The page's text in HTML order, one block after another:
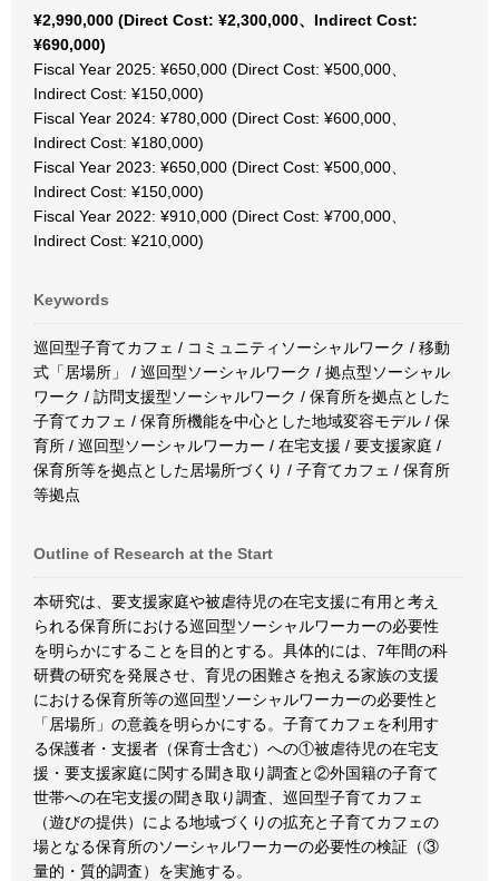
¥2,990,000 (Direct Cost: ¥2,300,000、Indirect Cost:
¥690,000)
Fiscal Year 2025: ¥650,000 (Direct Cost: ¥500,000、
Indirect Cost: ¥150,000)
Fiscal Year 2024: ¥780,000 (Direct Cost: ¥600,000、
Indirect Cost: ¥180,000)
Fiscal Year 2023: ¥650,000 (Direct Cost: ¥500,000、
Indirect Cost: ¥150,000)
Fiscal Year 2022: ¥910,000 (Direct Cost: ¥700,000、
Indirect Cost: ¥210,000)
Keywords
巡回型子育てカフェ / コミュニティソーシャルワーク / 移動
式「居場所」 / 巡回型ソーシャルワーク / 拠点型ソーシャル
ワーク / 訪問支援型ソーシャルワーク / 保育所を拠点とした
子育てカフェ / 保育所機能を中心とした地域変容モデル / 保
育所 / 巡回型ソーシャルワーカー / 在宅支援 / 要支援家庭 /
保育所等を拠点とした居場所づくり / 子育てカフェ / 保育所
等拠点
Outline of Research at the Start
本研究は、要支援家庭や被虐待児の在宅支援に有用と考え
られる保育所における巡回型ソーシャルワーカーの必要性
を明らかにすることを目的とする。具体的には、7年間の科
研費の研究を発展させ、育児の困難さを抱える家族の支援
における保育所等の巡回型ソーシャルワーカーの必要性と
「居場所」の意義を明らかにする。子育てカフェを利用す
る保護者・支援者（保育士含む）への①被虐待児の在宅支
援・要支援家庭に関する聞き取り調査と②外国籍の子育て
世帯への在宅支援の聞き取り調査、巡回型子育てカフェ
（遊びの提供）による地域づくりの拡充と子育てカフェの
場となる保育所のソーシャルワーカーの必要性の検証（③
量的・質的調査）を実施する。